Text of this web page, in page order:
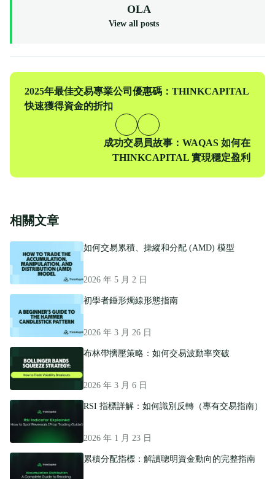
OLA
View all posts
上
一
2025年最佳交易專業公司優惠碼：THINKCAPITAL
快速獲得資金的折扣
下
一
成功交易員故事：WAQAS 如何在
THINKCAPITAL 實現穩定盈利
相關文章
如何交易累積、操縱和分配 (AMD) 模型
2026 年 5 月 2 日
初學者錘形燭線形態指南
2026 年 3 月 26 日
布林帶擠壓策略：如何交易波動率突破
2026 年 3 月 6 日
RSI 指標詳解：如何識別反轉（專有交易指南）
2026 年 1 月 23 日
累積分配指標：解讀聰明資金動向的完整指南